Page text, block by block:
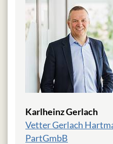
Karlheinz Gerlach
Vetter Gerlach
PartGmbB